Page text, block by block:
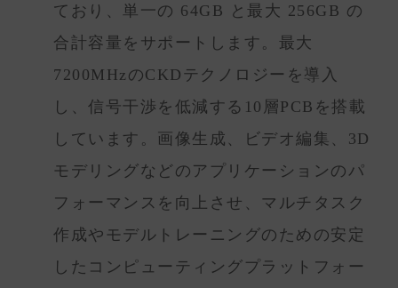
ており、単一の 64GB と最大 256GB の
合計容量をサポートします。最大
7200MHzのCKDテクノロジーを導入
し、信号干渉を低減する10層PCBを搭載
しています。画像生成、ビデオ編集、3D
モデリングなどのアプリケーションのパ
フォーマンスを向上させ、マルチタスク
作成やモデルトレーニングのための安定
したコンピューティングプラットフォー